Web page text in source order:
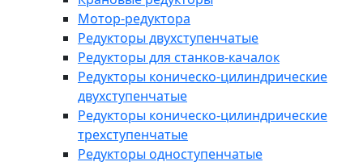
Мотор-редуктора
Редукторы двухступенчатые
Редукторы для станков-качалок
Редукторы коническо-цилиндрические
двухступенчатые
Редукторы коническо-цилиндрические
трехступенчатые
Редукторы одноступенчатые